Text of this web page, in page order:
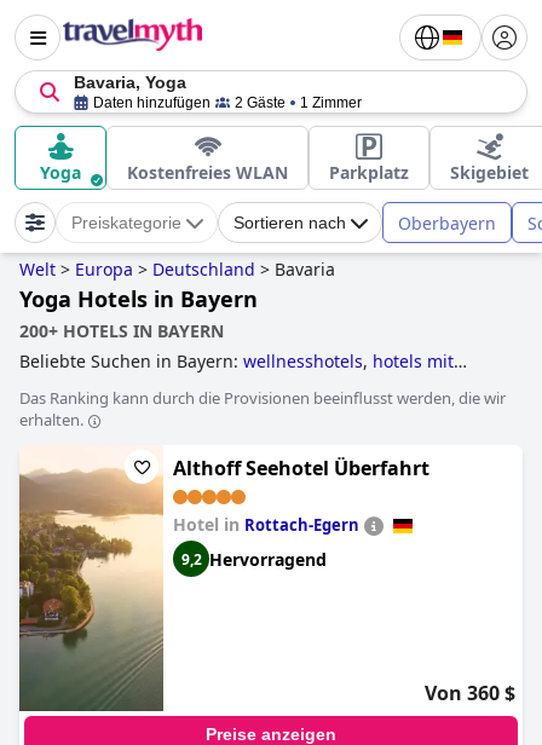
Bavaria, Yoga
Daten hinzufügen 2 Gäste 1 Zimmer
Yoga Kostenfreies WLAN Parkplatz Skigebiet
Preiskategorie Sortieren nach Oberbayern
Welt > Europa > Deutschland > Bavaria
Yoga Hotels in Bayern
200+ HOTELS IN BAYERN
Beliebte Suchen in Bayern: wellnesshotels, hotels mit
hotels mit fitnessstudio,schlosshotels,hotels mit
außenpool
infinity-pool,hotels mit e auto ladestation,
hundefreundliche hotels,klosterhotels
whirlpool im zimmer
hotels für flitterwochen ,hotels mit
kinderpool,tennishotels,erwachsenenhotels ,hotels mit
pool,hotels, die einige nachhaltige praktiken umgesetzt
haben,hotels mit hallenbad
privatpool,historische hotels
kleine hotels ,businesshotels
behindertengerechte hotels
,hotels mit kostenfreiem wlan
extra sicherheits und hygienevorschriften
hotels mit
kostenfreiem hundeaufenthalt
hotels mit kamin im zimmer.
Das Ranking kann durch die Provisionen beeinflusst werden, die wir
erhalten.
Althoff Seehotel Überfahrt
Hotel in Rottach-Egern
9,2 Hervorragend
Von 360 $
Preise anzeigen